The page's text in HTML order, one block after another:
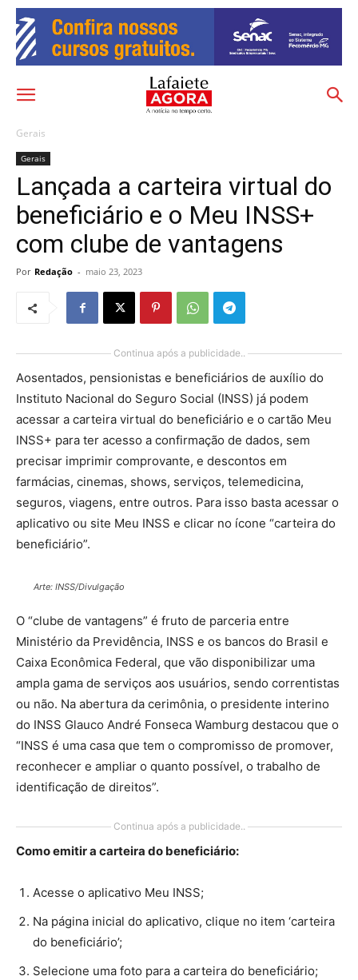
Gerais
Gerais
Lançada a carteira virtual do
beneficiário e o Meu INSS+
com clube de vantagens
Por Redação - maio 23, 2023
Continua após a publicidade..
Aosentados, pensionistas e beneficiários de auxílio do
Instituto Nacional do Seguro Social (INSS) já podem
acessar a carteira virtual do beneficiário e o cartão Meu
INSS+ para ter acesso a confirmação de dados, sem
precisar imprimir comprovante, e descontos em
farmácias, cinemas, shows, serviços, telemedicina,
seguros, viagens, entre outros. Para isso basta acessar o
aplicativo ou site Meu INSS e clicar no ícone “carteira do
beneficiário”.
Arte: INSS/Divulgação
O “clube de vantagens” é fruto de parceria entre
Ministério da Previdência, INSS e os bancos do Brasil e
Caixa Econômica Federal, que vão disponibilizar uma
ampla gama de serviços aos usuários, sendo correntistas
ou não. Na abertura da cerimônia, o presidente interino
do INSS Glauco André Fonseca Wamburg destacou que o
“INSS é uma casa que tem o compromisso de promover,
reconhecer e ampliar o quanto possível, o trabalho de
identificação de direitos”.
Continua após a publicidade..
Como emitir a carteira do beneficiário:
Acesse o aplicativo Meu INSS;
Na página inicial do aplicativo, clique no item ‘carteira
do beneficiário’;
Selecione uma foto para a carteira do beneficiário;